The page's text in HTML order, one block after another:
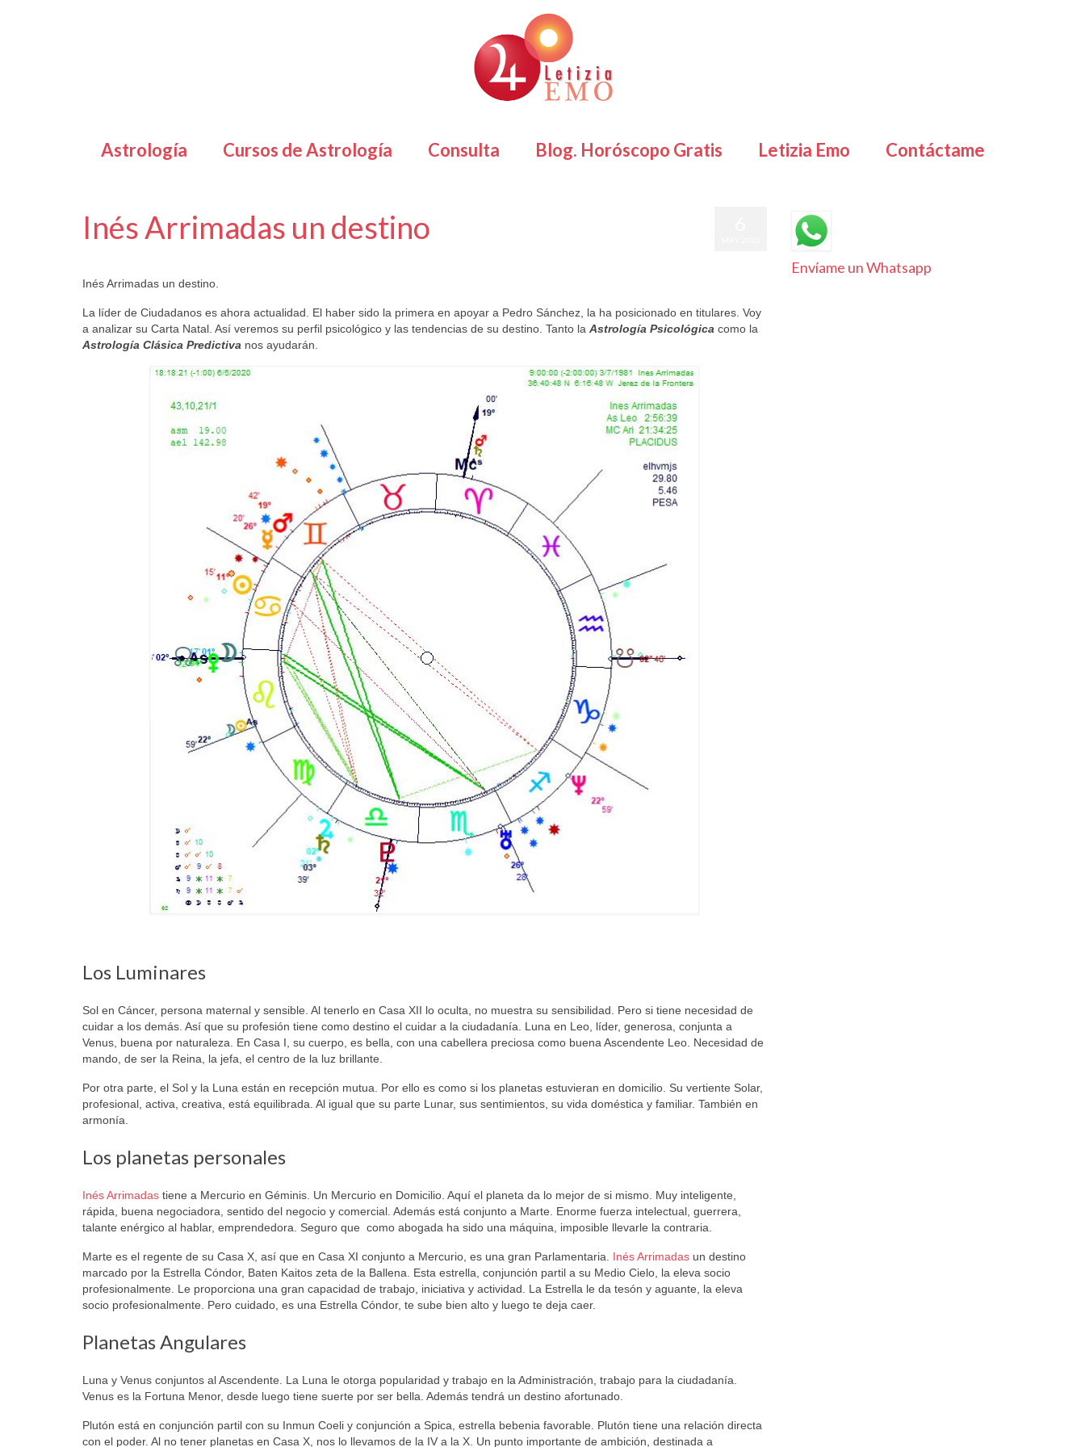
Astrología Cursos de Astrología Consulta Blog. Horóscopo Gratis Letizia Emo Contáctame
Inés Arrimadas un destino
Inés Arrimadas un destino.
La líder de Ciudadanos es ahora actualidad. El haber sido la primera en apoyar a Pedro Sánchez, la ha posicionado en titulares. Voy
a analizar su Carta Natal. Así veremos su perfil psicológico y las tendencias de su destino. Tanto la Astrología Psicológica como la
Astrología Clásica Predictiva nos ayudarán.
Los Luminares
Sol en Cáncer, persona maternal y sensible. Al tenerlo en Casa XII lo oculta, no muestra su sensibilidad. Pero si tiene necesidad de
cuidar a los demás. Así que su profesión tiene como destino el cuidar a la ciudadanía. Luna en Leo, líder, generosa, conjunta a
Venus, buena por naturaleza. En Casa I, su cuerpo, es bella, con una cabellera preciosa como buena Ascendente Leo. Necesidad de
mando, de ser la Reina, la jefa, el centro de la luz brillante.
Por otra parte, el Sol y la Luna están en recepción mutua. Por ello es como si los planetas estuvieran en domicilio. Su vertiente Solar,
profesional, activa, creativa, está equilibrada. Al igual que su parte Lunar, sus sentimientos, su vida doméstica y familiar. También en
armonía.
Los planetas personales
Inés Arrimadas tiene a Mercurio en Géminis. Un Mercurio en Domicilio. Aquí el planeta da lo mejor de si mismo. Muy inteligente,
rápida, buena negociadora, sentido del negocio y comercial. Además está conjunto a Marte. Enorme fuerza intelectual, guerrera,
talante enérgico al hablar, emprendedora. Seguro que como abogada ha sido una máquina, imposible llevarle la contraria.
Marte es el regente de su Casa X, así que en Casa XI conjunto a Mercurio, es una gran Parlamentaria. Inés Arrimadas un destino
marcado por la Estrella Cóndor, Baten Kaitos zeta de la Ballena. Esta estrella, conjunción partil a su Medio Cielo, la eleva socio
profesionalmente. Le proporciona una gran capacidad de trabajo, iniciativa y actividad. La Estrella le da tesón y aguante, la eleva
socio profesionalmente. Pero cuidado, es una Estrella Cóndor, te sube bien alto y luego te deja caer.
Planetas Angulares
Luna y Venus conjuntos al Ascendente. La Luna le otorga popularidad y trabajo en la Administración, trabajo para la ciudadanía.
Venus es la Fortuna Menor, desde luego tiene suerte por ser bella. Además tendrá un destino afortunado.
Plutón está en conjunción partil con su Inmun Coeli y conjunción a Spica, estrella bebenia favorable. Plutón tiene una relación directa
con el poder. Al no tener planetas en Casa X, nos lo llevamos de la IV a la X. Un punto importante de ambición, destinada a
Envíame un Whatsapp